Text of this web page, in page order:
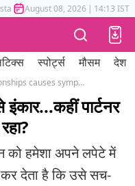
Mumbai Tak Astrotak
August 08, 2026 | 14:13 IST
स्पोर्ट्स मौसम देश
gaslighting in relationships causes symptoms and how to deal with it
पार्टनर
को हमेशा अपने लपेटे में
देता है कि उसे सच-